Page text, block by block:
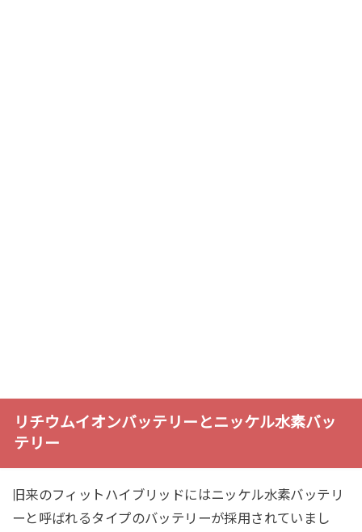
リチウムイオンバッテリーとニッケル水素バッ
テリー
旧来のフィットハイブリッドにはニッケル水素バッテリ
ーと呼ばれるタイプのバッテリーが採用されていまし